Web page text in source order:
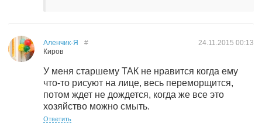
Аленчик-Я
Киров
24.11.2015 00:13
#
У меня старшему ТАК не нравится когда ему
что-то рисуют на лице, весь переморщится,
потом ждет не дождется, когда же все это
хозяйство можно смыть.
Ответить